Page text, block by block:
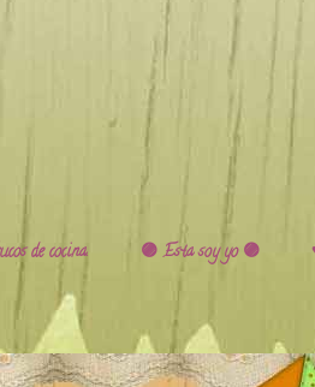
de cocina. 🟣 Esta soy yo 🟣